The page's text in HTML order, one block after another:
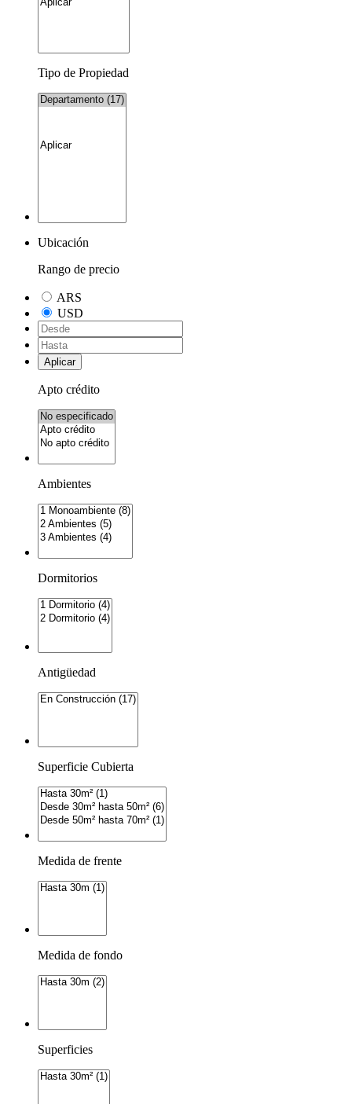
Tipo de Propiedad
Ubicación
Rango de precio
ARS
USD
Aplicar
Apto crédito
Ambientes
Dormitorios
Antigüedad
Superficie Cubierta
Medida de frente
Medida de fondo
Superficies